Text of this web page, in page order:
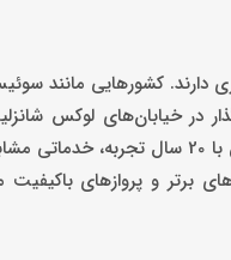
کشورهایی مانند
اقامت در هتل‌های 5 ستاره زوریخ یا
معتبر مانند طاهاگشت و ایوار تورهای لوکس به این مقاصد
و پروازهای باکیفیت